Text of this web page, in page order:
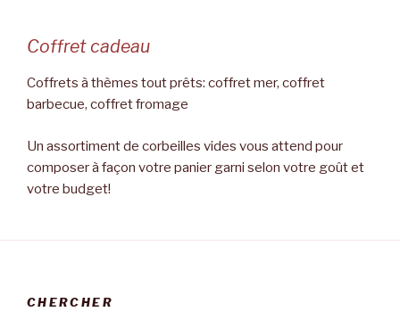
Coffret cadeau
Coffrets à thèmes tout prêts: coffret mer, coffret
barbecue, coffret fromage
Un assortiment de corbeilles vides vous attend pour
composer à façon votre panier garni selon votre goût et
votre budget!
CHERCHER